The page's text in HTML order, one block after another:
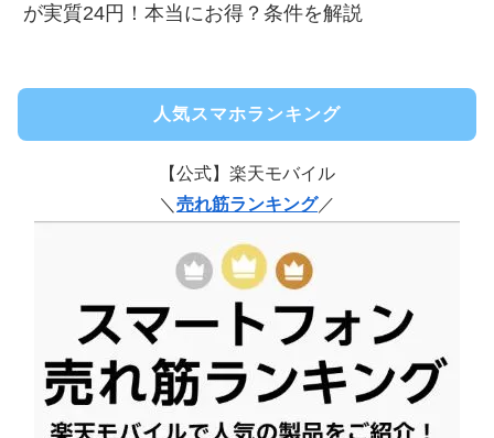
が実質24円！本当にお得？条件を解説
人気スマホランキング
【公式】楽天モバイル
＼ 売れ筋ランキング／